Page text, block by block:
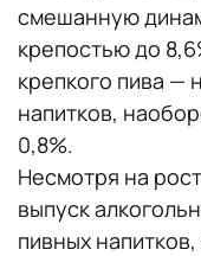
смешанную
крепостью до
крепкого пива —
напитков,
0,8%.
Несмотря на
выпуск
пивных